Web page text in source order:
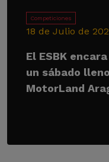
Competiciones
18 de Julio de
El ESBK
un sábado
MotorLand